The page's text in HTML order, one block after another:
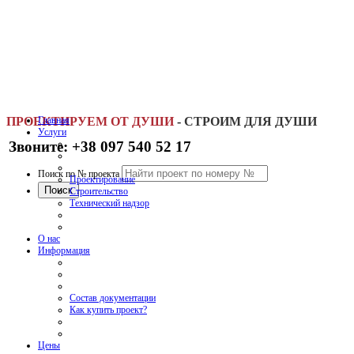
ПРОЕКТИРУЕМ ОТ ДУШИ - СТРОИМ ДЛЯ ДУШИ
Звоните: +38 097 540 52 17
Поиск по № проекта
Главная
Услуги
Проектирование
Строительство
Технический надзор
О нас
Информация
Состав документации
Как купить проект?
Цены